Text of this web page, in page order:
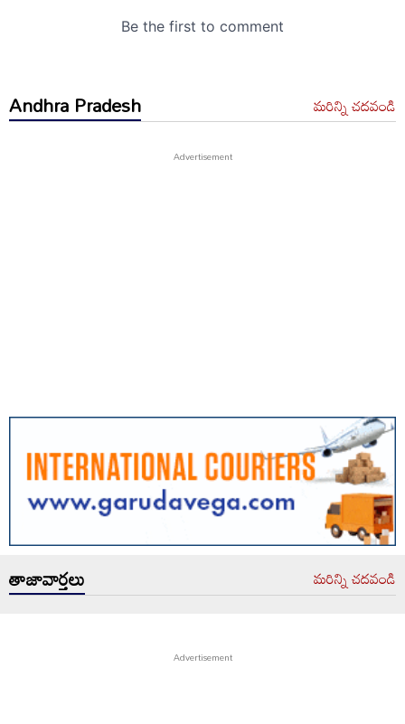
Andhra Pradesh మరిన్ని చదవండి
తాజావార్తలు మరిన్ని చదవండి